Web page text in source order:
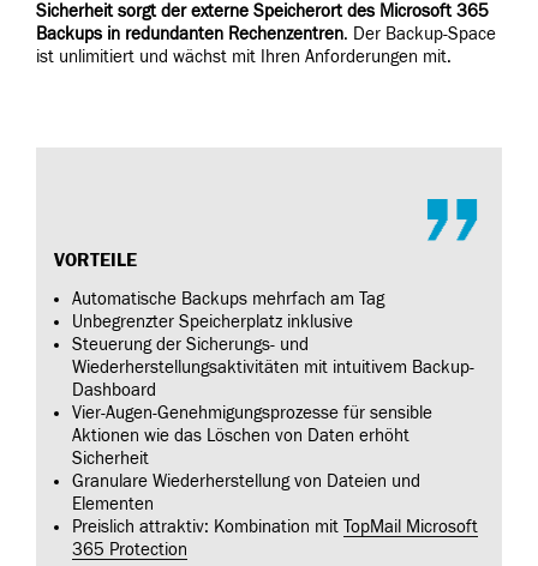
Sicherheit sorgt der externe Speicherort des Microsoft 365
Backups in redundanten Rechenzentren. Der Backup-Space
ist unlimitiert und wächst mit Ihren Anforderungen mit.
VORTEILE
Automatische Backups mehrfach am Tag
Unbegrenzter Speicherplatz inklusive
Steuerung der Sicherungs- und
Wiederherstellungsaktivitäten mit intuitivem Backup-
Dashboard
Vier-Augen-Genehmigungsprozesse für sensible
Aktionen wie das Löschen von Daten erhöht
Sicherheit
Granulare Wiederherstellung von Dateien und
Elementen
Preislich attraktiv: Kombination mit TopMail Microsoft
365 Protection